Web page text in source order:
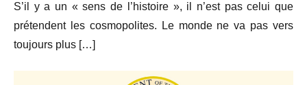
Lesquen
S’il y a un « sens de l’histoire », il n’est pas celui que
prétendent les cosmopolites. Le monde ne va pas vers
toujours plus […]